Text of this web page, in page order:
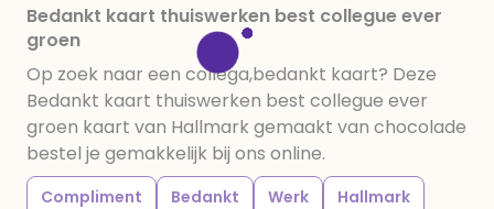
E433, kleurstoffen: E102, E110, E122: kan de activiteit en
concentratie van kinderen negatief beïnvloeden,
E133, E151. Chocolade bevat ten minste 34%
cacaobestanddelen. Kan sporen van gluten
bevatten. Koel en droog bewaren.
Bedankt kaart thuiswerken best collegue ever
groen
Op zoek naar een collega,bedankt kaart? Deze
Bedankt kaart thuiswerken best collegue ever
groen kaart van Hallmark gemaakt van chocolade
bestel je gemakkelijk bij ons online.
Compliment Bedankt Werk
Hallmark